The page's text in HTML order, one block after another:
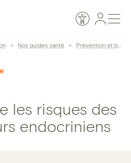
Accessibilité
Espace
> Nos guides santé > Prévention et bien-être
les risques des
endocriniens